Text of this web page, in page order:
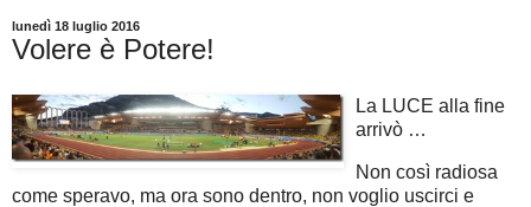
lunedì 18 luglio 2016
Volere è Potere!
La LUCE alla fine
arrivò …
Non così radiosa
come speravo, ma ora sono dentro, non voglio uscirci e